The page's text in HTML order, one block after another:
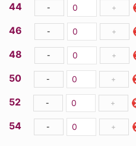
44 - +
46 - +
48 - +
50 - +
52 - +
54 - +